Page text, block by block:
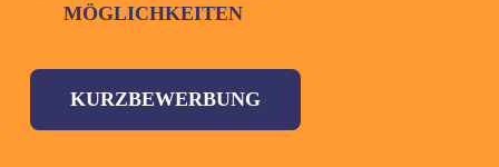
MÖGLICHKEITEN
KURZBEWERBUNG